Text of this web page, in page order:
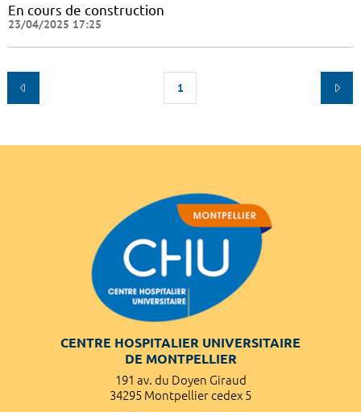
En cours de construction
23/04/2025 17:25
1
CENTRE HOSPITALIER UNIVERSITAIRE
DE MONTPELLIER
191 av. du Doyen Giraud
34295 Montpellier cedex 5